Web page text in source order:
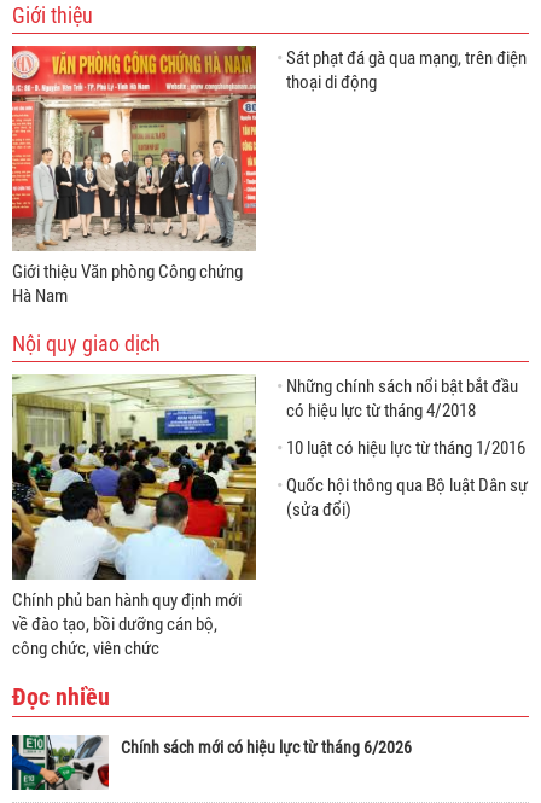
Giới thiệu
Giới thiệu Văn phòng Công chứng
Hà Nam
Sát phạt đá gà qua mạng, trên điện
thoại di động
Nội quy giao dịch
Chính phủ ban hành quy định mới
về đào tạo, bồi dưỡng cán bộ,
công chức, viên chức
Những chính sách nổi bật bắt đầu
có hiệu lực từ tháng 4/2018
10 luật có hiệu lực từ tháng 1/2016
Quốc hội thông qua Bộ luật Dân sự
(sửa đổi)
Đọc nhiều
Chính sách mới có hiệu lực từ tháng 6/2026